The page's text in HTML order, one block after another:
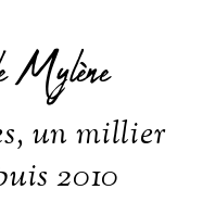
Mylène
un millier
2010